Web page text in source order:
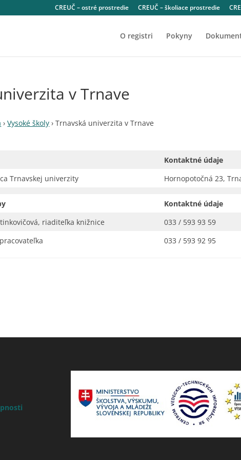
CREUČ – ostré prostredie CREUČ – školiace prostredie
O registri Pokyny
v Trnave
› Vysoké školy › Trnavská univerzita v Trnave
Kontaktné údaje
Trnavskej univerzity
Hornopotočná 23,
Kontaktné údaje
riaditeľka knižnice
033 / 593 93 59
033 / 593 92 95